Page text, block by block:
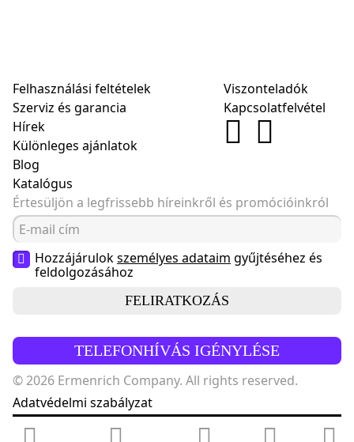
Felhasználási feltételek
Szerviz és garancia
Hírek
Különleges ajánlatok
Blog
Katalógus
Viszonteladók
Kapcsolatfelvétel
Értesüljön a legfrissebb híreinkről és promócióinkról
Hozzájárulokszemélyes adataim gyűjtéséhez és
feldolgozásához
FELIRATKOZÁS
TELEFONHÍVÁS IGÉNYLÉSE
© 2026 Ermenrich Company. All rights reserved.
Adatvédelmi szabályzat